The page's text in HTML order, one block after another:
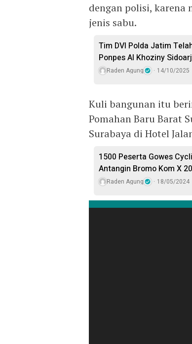
dengan polisi, karena
jenis sabu.
Tim DVI Polda Jatim
Ponpes Al Khoziny
Raden Agung 14/10/2025
Kuli bangunan itu
Pomahan Baru Barat
Surabaya di Hotel
1500 Peserta Gowes
Antangin Bromo Kom X
Raden Agung 18/05/2024